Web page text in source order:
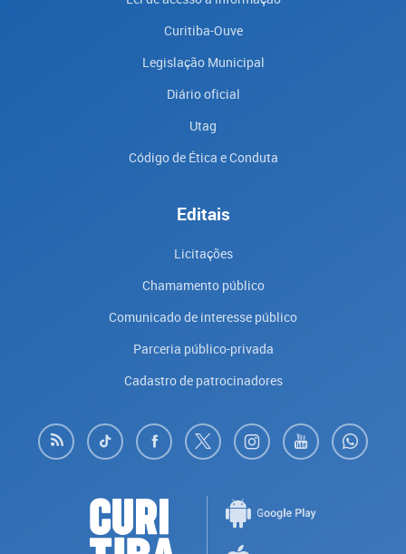
Curitiba-Ouve
Legislação Municipal
Diário oficial
Utag
Código de Ética e Conduta
Editais
Licitações
Chamamento público
Comunicado de interesse público
Parceria público-privada
Cadastro de patrocinadores